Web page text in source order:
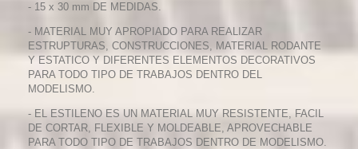
- 15 x 30 mm DE MEDIDAS.
- MATERIAL MUY APROPIADO PARA REALIZAR
ESTRUPTURAS, CONSTRUCCIONES, MATERIAL RODANTE
Y ESTATICO Y DIFERENTES ELEMENTOS DECORATIVOS
PARA TODO TIPO DE TRABAJOS DENTRO DEL
MODELISMO.
- EL ESTILENO ES UN MATERIAL MUY RESISTENTE, FACIL
DE CORTAR, FLEXIBLE Y MOLDEABLE, APROVECHABLE
PARA TODO TIPO DE TRABAJOS DENTRO DE MODELISMO.